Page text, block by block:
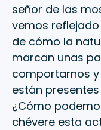
señor de las
vemos
de cómo la
marcan unas
comportarnos
están
¿Cómo
chévere esta